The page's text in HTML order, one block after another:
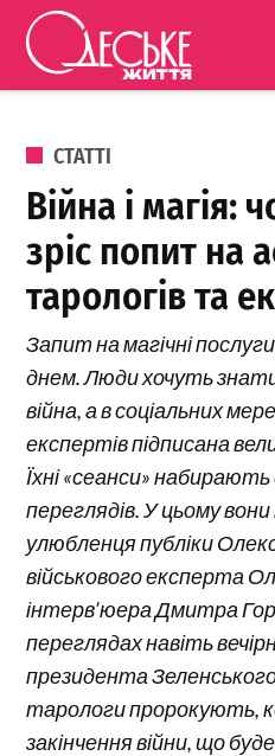
Перейти до вмісту
ОПУБЛІКОВАНО В
СТАТТІ
Війна і магія:
зріс попит на
тарологів та
Запит на магічні
днем. Люди хочуть
війна, а в соціальних
експертів підписана
Їхні «сеанси»
переглядів. У цьому
улюбленця публіки
військового експерта
інтерв’юера Дмитра
переглядах навіть
президента
тарологи пророкують,
закінчення війни, що